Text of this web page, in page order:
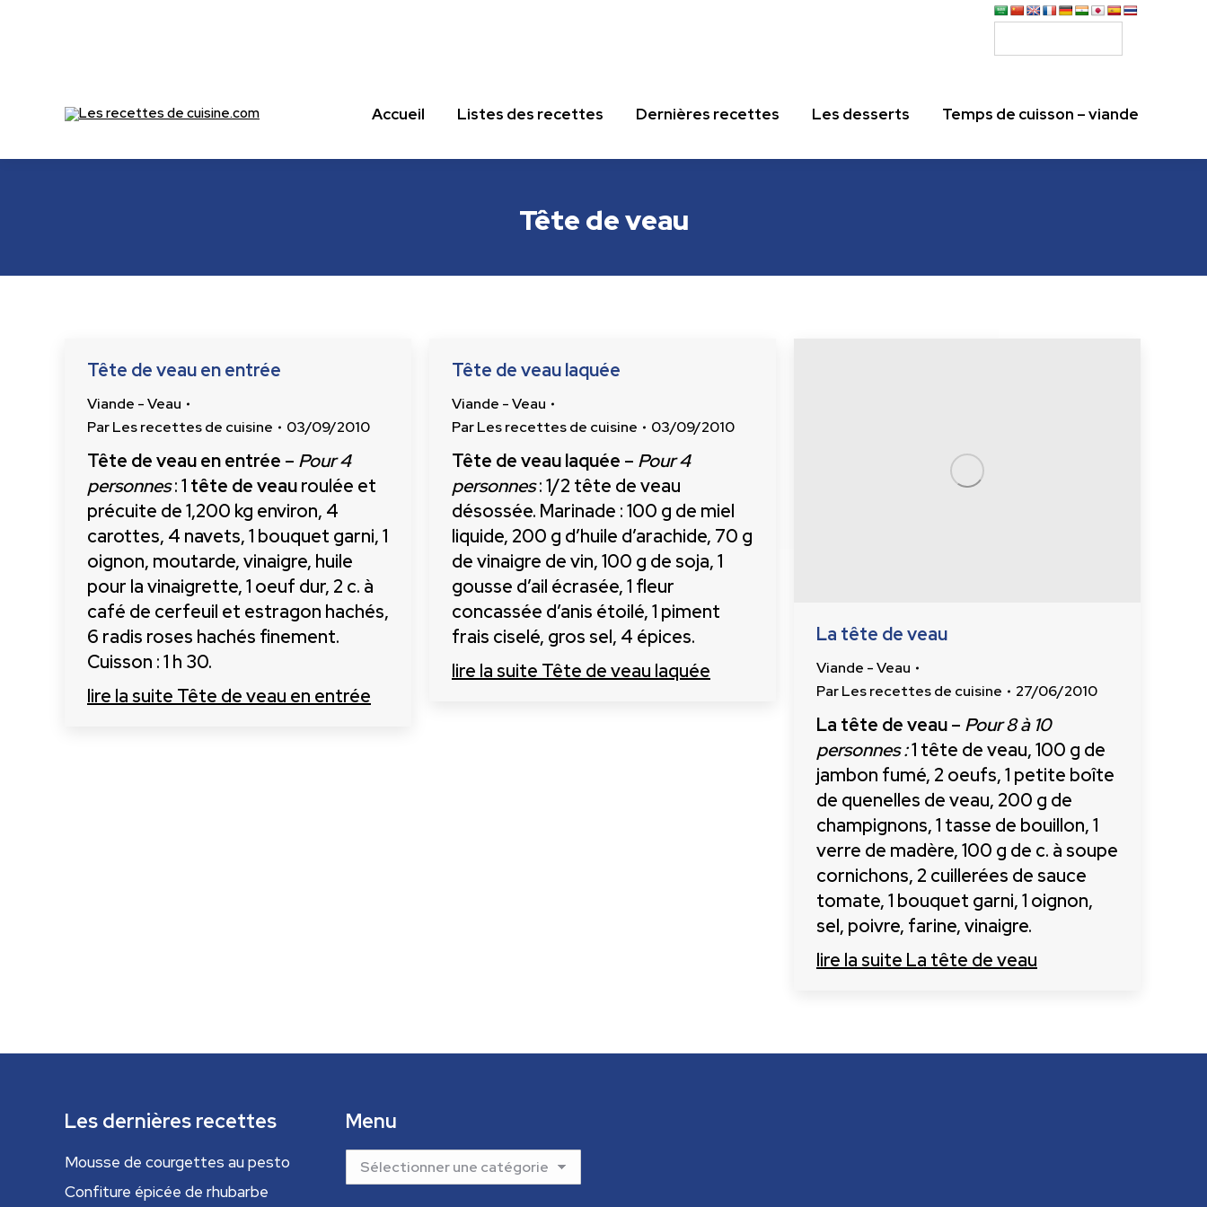
Les recettes de cuisine.com Accueil Listes des recettes Dernières recettes Les desserts Temps de cuisson – viande
Tête de veau
Tête de veau en entrée
Viande - Veau
ParLes recettes de cuisine 03/09/2010
Tête de veau en entrée – Pour 4
personnes: 1 tête de veauroulée et
précuite de 1,200 kg environ, 4
carottes, 4 navets, 1 bouquet garni, 1
oignon, moutarde, vinaigre, huile
pour la vinaigrette, 1 oeuf dur, 2 c. à
café de cerfeuil et estragon hachés,
6 radis roses hachés finement.
Cuisson : 1 h 30.
lire la suite Tête de veau en entrée
Tête de veau laquée
Viande - Veau
ParLes recettes de cuisine 03/09/2010
Tête de veau laquée – Pour 4
personnes: 1/2 tête de veau
désossée. Marinade : 100 g de miel
liquide, 200 g d’huile d’arachide, 70 g
de vinaigre de vin, 100 g de soja, 1
gousse d’ail écrasée, 1 fleur
concassée d’anis étoilé, 1 piment
frais ciselé, gros sel, 4 épices.
lire la suite Tête de veau laquée
La tête de veau
Viande - Veau
ParLes recettes de cuisine 27/06/2010
La tête de veau– Pour 8 à 10
personnes :1 tête de veau, 100 g de
jambon fumé, 2 oeufs, 1 petite boîte
de quenelles de veau, 200 g de
champignons, 1 tasse de bouillon, 1
verre de madère, 100 g de c. à soupe
cornichons, 2 cuillerées de sauce
tomate, 1 bouquet garni, 1 oignon,
sel, poivre, farine, vinaigre.
lire la suite La tête de veau
Les dernières recettes
Mousse de courgettes au pesto
Confiture épicée de rhubarbe
Menu
Menu
Temps de cuisson – viande